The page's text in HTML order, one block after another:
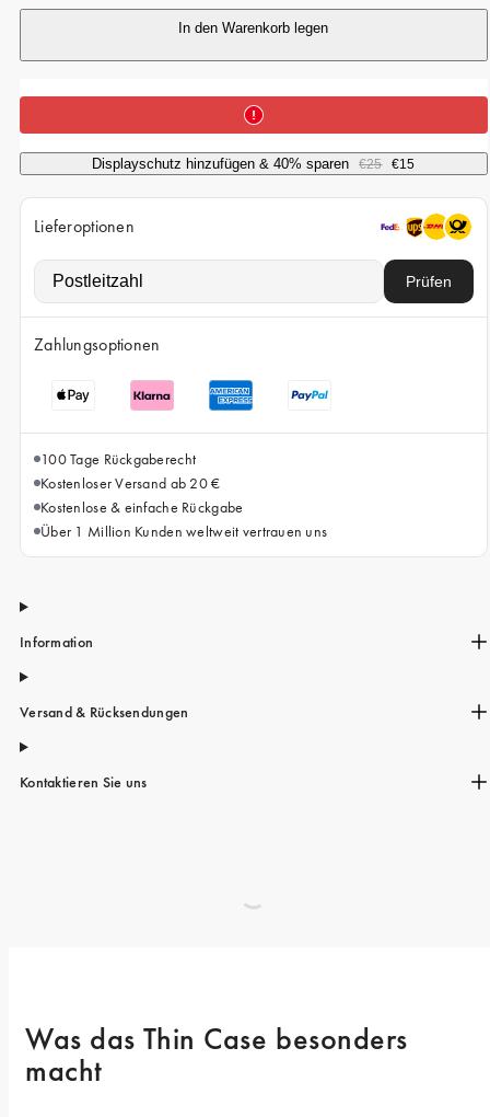
iPhone 13 Pro
iPhone 13
Alle Handymodelle
In den Warenkorb legen
Displayschutz hinzufügen & 40% sparen €25 €15
Lieferoptionen
Prüfen
Zahlungsoptionen
100 Tage Rückgaberecht
Kostenloser Versand ab 20 €
Kostenlose & einfache Rückgabe
Über 1 Million Kunden weltweit vertrauen uns
Information
Versand & Rücksendungen
Kontaktieren Sie uns
Was das Thin Case besonders
macht